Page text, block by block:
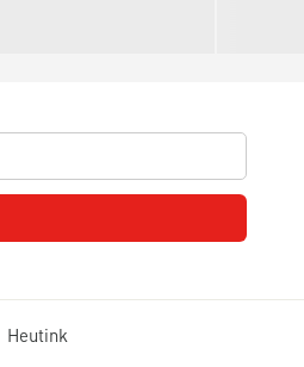
Heutink